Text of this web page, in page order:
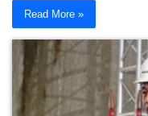
Read More »